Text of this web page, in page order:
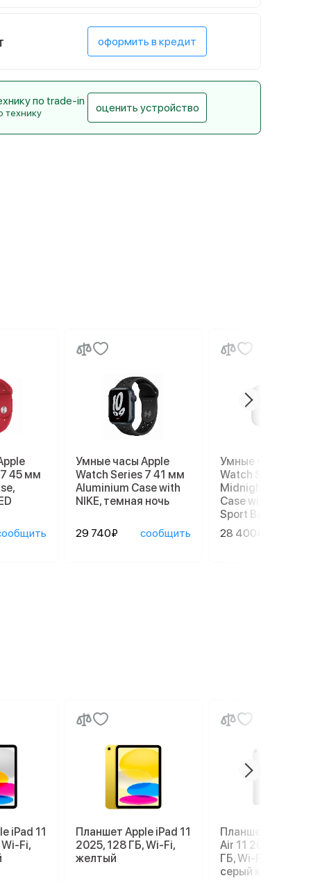
оформить в кредит
по trade-in
технику оценить устройство
45 мм
Умные часы Apple
Watch Series 7 41 мм
Aluminium Case with
NIKE, темная ночь
29 740₽ сообщить
Умные часы
Watch Series 8
Midnight
Case with
Sport Band
28 400₽
iPad 11
Fi,
Планшет Apple iPad 11
2025, 128 ГБ, Wi-Fi,
желтый
Планшет Apple
Air 11 2026 M4,
ГБ, Wi-Fi, Space
серый космос